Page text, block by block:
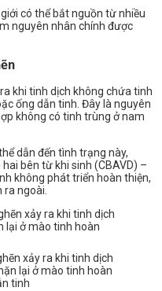
có thể bắt nguồn từ nhiều
nguyên nhân chính được
khi tinh dịch không chứa tinh
ống dẫn tinh. Đây là nguyên
không có tinh trùng ở nam
dẫn đến tình trạng này,
bên từ khi sinh (CBAVD) –
không phát triển hoàn thiện,
ra ngoài.
xảy ra khi tinh dịch
lại ở mào tinh hoàn
tinh